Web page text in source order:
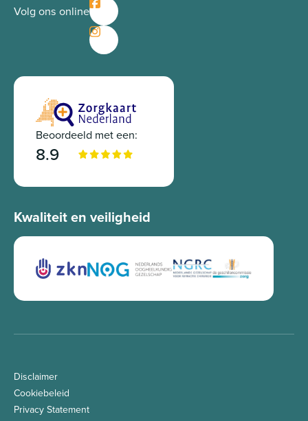
Volg ons online
Beoordeeld met een:
8.9
Kwaliteit en veiligheid
Disclaimer
Cookiebeleid
Privacy Statement